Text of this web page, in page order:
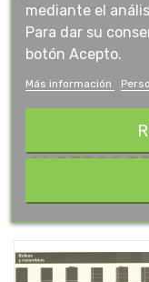
16 OTROS
mediante el
Para dar su
botón Acepto.
Más información